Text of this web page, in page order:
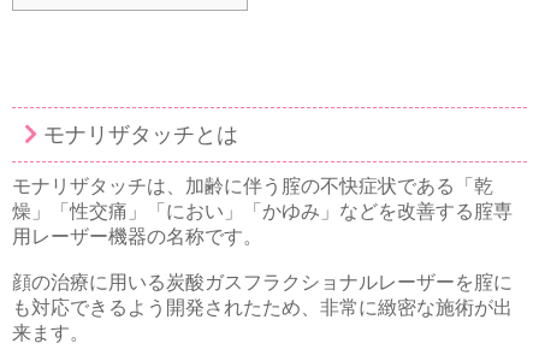
モナリザタッチとは
モナリザタッチは、加齢に伴う腟の不快症状である「乾
燥」「性交痛」「におい」「かゆみ」などを改善する腟専
用レーザー機器の名称です。
顔の治療に用いる炭酸ガスフラクショナルレーザーを腟に
も対応できるよう開発されたため、非常に緻密な施術が出
来ます。